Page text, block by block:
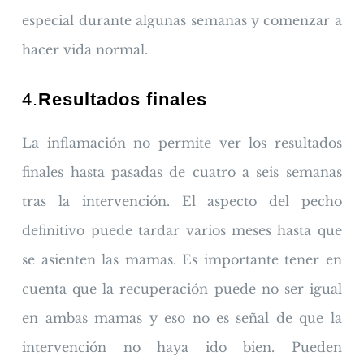
especial durante algunas semanas y comenzar a
hacer vida normal.
4.Resultados finales
La inflamación no permite ver los resultados
finales hasta pasadas de cuatro a seis semanas
tras la intervención. El aspecto del pecho
definitivo puede tardar varios meses hasta que
se asienten las mamas. Es importante tener en
cuenta que la recuperación puede no ser igual
en ambas mamas y eso no es señal de que la
intervención no haya ido bien. Pueden